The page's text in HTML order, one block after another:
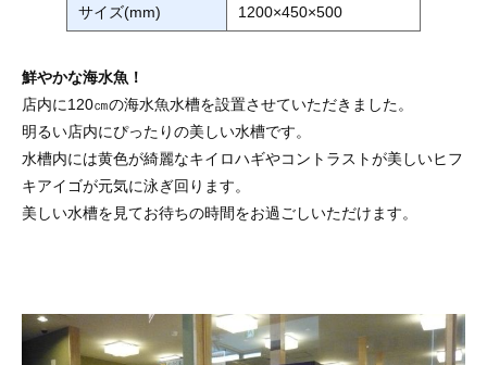
サイズ(mm) 1200×450×500
鮮やかな海水魚！
店内に120㎝の海水魚水槽を設置させていただきました。
明るい店内にぴったりの美しい水槽です。
水槽内には黄色が綺麗なキイロハギやコントラストが美しいヒフ
キアイゴが元気に泳ぎ回ります。
美しい水槽を見てお待ちの時間をお過ごしいただけます。